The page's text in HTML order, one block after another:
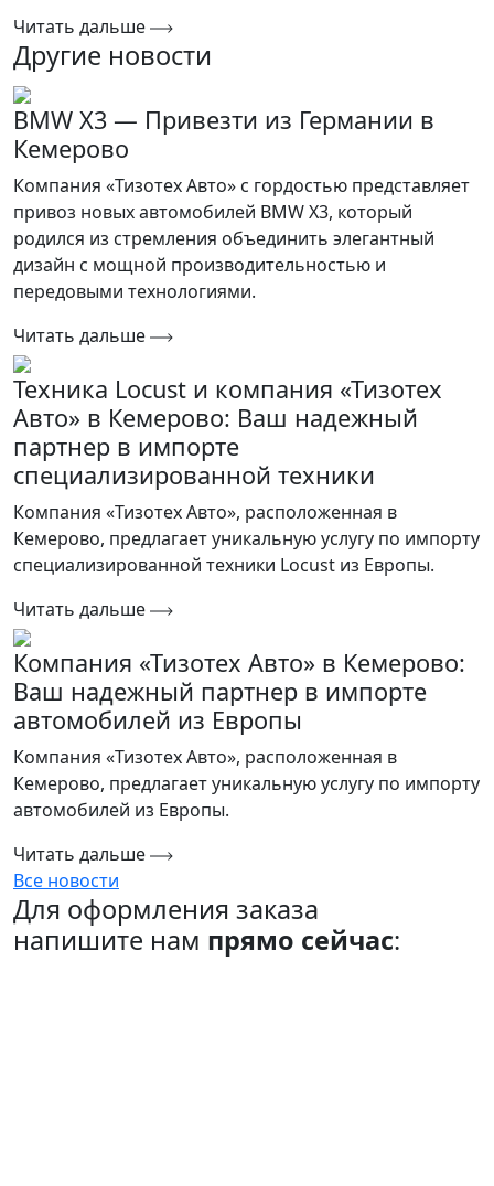
Читать дальше
Другие новости
BMW X3 — Привезти из Германии в
Кемерово
Компания «Тизотех Авто» с гордостью представляет
привоз новых автомобилей BMW X3, который
родился из стремления объединить элегантный
дизайн с мощной производительностью и
передовыми технологиями.
Читать дальше
Техника Locust и компания «Тизотех
Авто» в Кемерово: Ваш надежный
партнер в импорте
специализированной техники
Компания «Тизотех Авто», расположенная в
Кемерово, предлагает уникальную услугу по импорту
специализированной техники Locust из Европы.
Читать дальше
Компания «Тизотех Авто» в Кемерово:
Ваш надежный партнер в импорте
автомобилей из Европы
Компания «Тизотех Авто», расположенная в
Кемерово, предлагает уникальную услугу по импорту
автомобилей из Европы.
Читать дальше
Все новости
Для оформления заказа
напишите нам прямо сейчас: